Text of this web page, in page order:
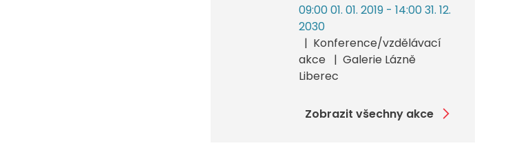
09:00 01. 01. 2019 - 14:00 31. 12.
2030
Konference/vzdělávací
akce
Galerie Lázně
Liberec
Zobrazit všechny akce